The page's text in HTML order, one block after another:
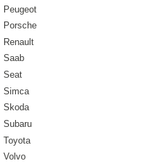
Peugeot
Porsche
Renault
Saab
Seat
Simca
Skoda
Subaru
Toyota
Volvo